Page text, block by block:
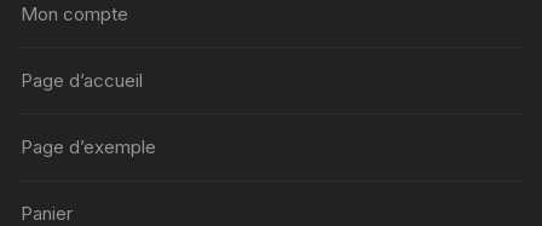
Mon compte
Page d’accueil
Page d’exemple
Panier